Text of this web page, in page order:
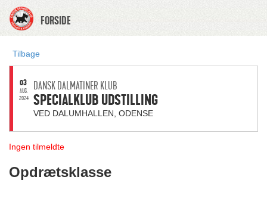
FORSIDE
Tilbage
03
AUG.
2024
DANSK DALMATINER KLUB
SPECIALKLUB UDSTILLING
VED DALUMHALLEN, ODENSE
Ingen tilmeldte
Opdrætsklasse